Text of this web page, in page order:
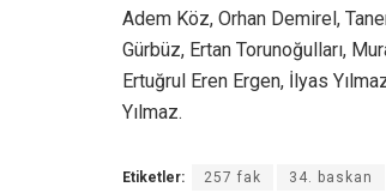
Adem Köz, Orhan Demirel,
Gürbüz, Ertan Torunoğulları,
Ertuğrul Eren Ergen, İlyas
Yılmaz.
Etiketler: 257 fak 34. baskan